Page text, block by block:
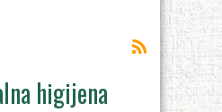
higijena